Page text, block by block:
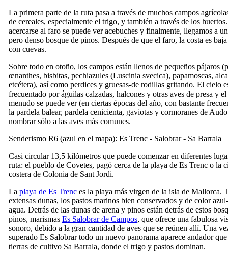
La primera parte de la ruta pasa a través de muchos campos
de cereales, especialmente el trigo, y también a través de los
acercarse al faro se puede ver acebuches y finalmente, llegamos a
pero denso bosque de pinos. Después de que el faro, la costa es
con cuevas.
Sobre todo en otoño, los campos están llenos de pequeños pájaros
œnanthes, bisbitas, pechiazules (Luscinia svecica), papamoscas,
etcétera), así como perdices y gruesas-de rodillas gritando. El cielo
frecuentado por águilas calzadas, halcones y otras aves de presa y el
menudo se puede ver (en ciertas épocas del año, con bastante
la pardela balear, pardela cenicienta, gaviotas y cormoranes de
nombrar sólo a las aves más comunes.
Senderismo R6 (azul en el mapa): Es Trenc - Salobrar- Sa Barrala
Casi circular 13,5 kilómetros que puede comenzar en diferentes
ruta: el pueblo de Covetes, pagó cerca de la playa de Es Trenc o la
costera de Colonia de Sant Jordi.
La playa de Es Trenc es la playa más virgen de la isla de Mallorca.
extensas dunas, los pastos marinos bien conservados y de color
agua. Detrás de las dunas de arena y pinos están detrás de estos
pinos, marismas Es Salobrar de Campos, que ofrece una fabulosa
sonoro, debido a la gran cantidad de aves que se reúnen allí. Una
superado Es Salobrartodo un nuevo panorama aparece andador
tierras de cultivo Sa Barrala, donde el trigo y pastos dominan.